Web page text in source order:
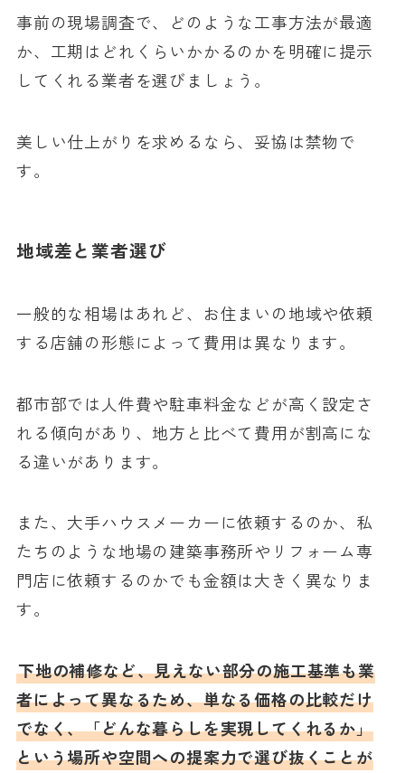
事前の現場調査で、どのような工事方法が最適
か、工期はどれくらいかかるのかを明確に提示
してくれる業者を選びましょう。
美しい仕上がりを求めるなら、妥協は禁物で
す。
地域差と業者選び
一般的な相場はあれど、お住まいの地域や依頼
する店舗の形態によって費用は異なります。
都市部では人件費や駐車料金などが高く設定さ
れる傾向があり、地方と比べて費用が割高にな
る違いがあります。
また、大手ハウスメーカーに依頼するのか、私
たちのような地場の建築事務所やリフォーム専
門店に依頼するのかでも金額は大きく異なりま
す。
下地の補修など、見えない部分の施工基準も業
者によって異なるため、単なる価格の比較だけ
でなく、「どんな暮らしを実現してくれるか」
という場所や空間への提案力で選び抜くことが